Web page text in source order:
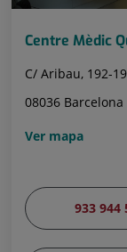
Centre Mèdic
C/ Aribau, 192-
08036 Barcelona
Ver mapa
933 944